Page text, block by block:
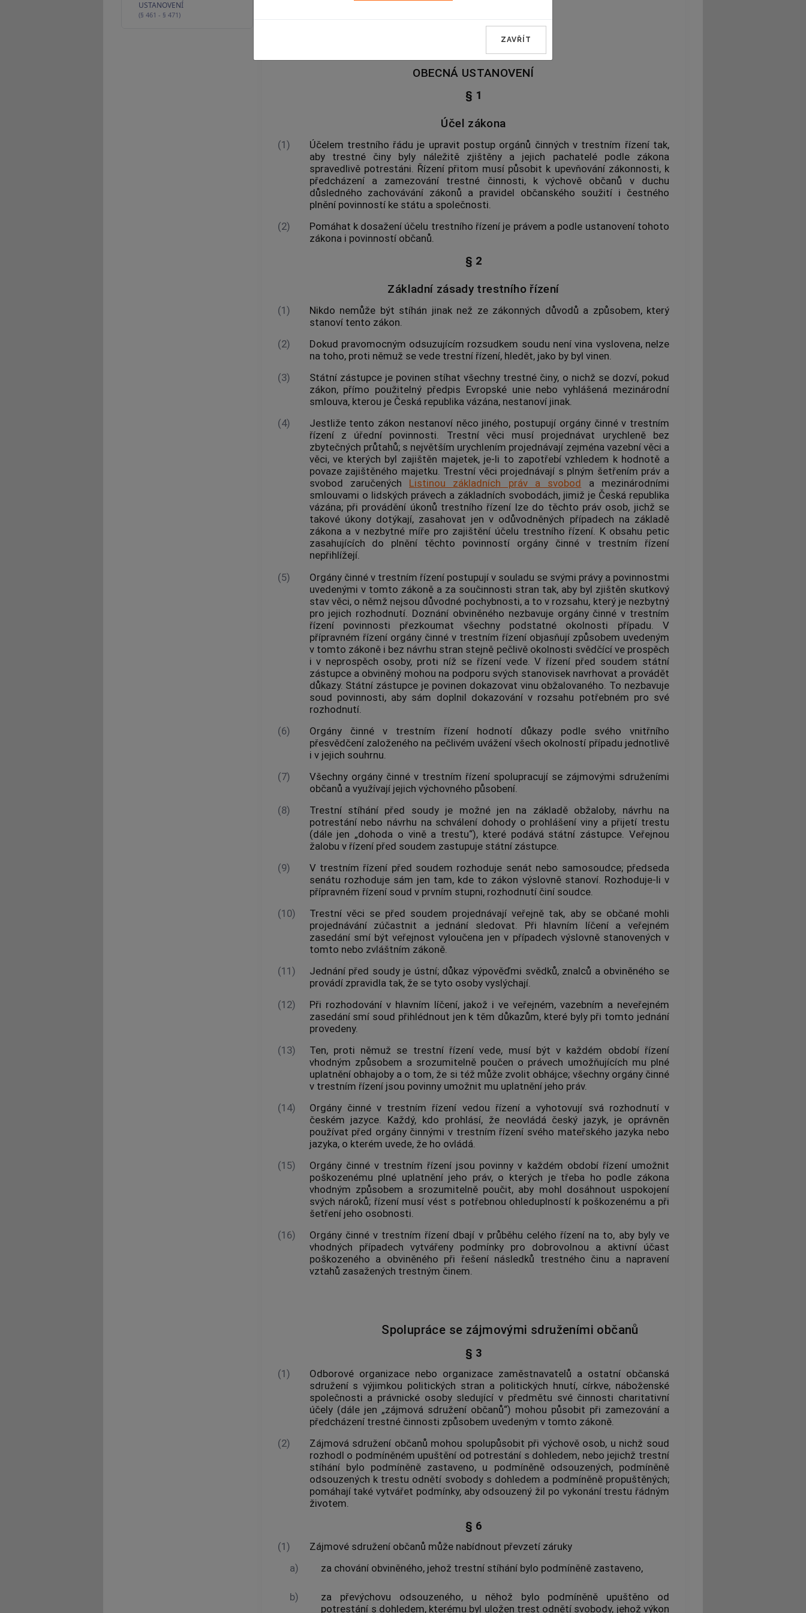
USTANOVENÍ
(§ 461 - § 471)
HLAVA PRVNÍ
OBECNÁ USTANOVENÍ
§ 1
Účel zákona
(1) Účelem trestního řádu je upravit postup orgánů činných v trestním řízenítak,
aby trestné činy byly náležitě zjištěny a jejich pachatelé podle zákona
spravedlivě potrestáni. Řízení přitom musí působit k upevňování zákonnosti, k
předcházení a zamezování trestné činnosti, k výchově občanů v duchu
důsledného zachovávání zákonů a pravidel občanského soužití i čestného
plnění povinností ke státu a společnosti.
(2)
Pomáhat k dosažení účelu trestního řízení je právem a podle ustanovení tohoto
zákona i povinností občanů.
§ 2
Základní zásady trestního řízení
(1)
Nikdo nemůže být stíhán jinak než ze zákonných důvodů a způsobem, který
stanoví tento zákon.
(2)
Dokud pravomocným odsuzujícím rozsudkem soudu není vina vyslovena, nelze
na toho, proti němuž se vede trestní řízení, hledět, jako by byl vinen.
(3)
Státní zástupce je povinen stíhat všechny trestné činy, o nichž se dozví, pokud
zákon, přímo použitelný předpis Evropské unie nebo vyhlášená mezinárodní
smlouva, kterou je Česká republika vázána, nestanoví jinak.
(4)
Jestliže tento zákon nestanoví něco jiného, postupují orgány činné v trestním
řízeníz úřední povinnosti. Trestní věci musí projednávat urychleně bez
zbytečných průtahů; s největším urychlením projednávají zejména vazební věci a
věci, ve kterých byl zajištěn majetek, je-li to zapotřebí vzhledem k hodnotě a
povaze zajištěného majetku. Trestní věci projednávají s plným šetřením práv a
svobod zaručených Listinou základních práv a svobod a mezinárodními
smlouvami o lidských právech a základních svobodách, jimiž je Česká republika
vázána; při provádění úkonů trestního řízení lze do těchto práv osob, jichž se
takové úkony dotýkají, zasahovat jen v odůvodněných případech na základě
zákona a v nezbytné míře pro zajištění účelu trestního řízení. K obsahu petic
zasahujících do plnění těchto povinností orgány činné v trestním řízení
nepřihlížejí.
(5)
Orgány činné v trestním řízenípostupují v souladu se svými právy a povinnostmi
uvedenými v tomto zákoně a za součinnosti stran tak, aby byl zjištěn skutkový
stav věci, o němž nejsou důvodné pochybnosti, a to v rozsahu, který je nezbytný
pro jejich rozhodnutí. Doznání obviněného nezbavuje orgány činné v trestním
řízenípovinnosti přezkoumat všechny podstatné okolnosti případu. V
přípravném řízení orgány činné v trestním řízeníobjasňují způsobem uvedeným
v tomto zákoně i bez návrhu stran stejně pečlivě okolnosti svědčící ve prospěch
i v neprospěch osoby, proti níž se řízení vede. V řízení před soudem státní
zástupce a obviněný mohou na podporu svých stanovisek navrhovat a provádět
důkazy. Státní zástupce je povinen dokazovat vinu obžalovaného. To nezbavuje
soud povinnosti, aby sám doplnil dokazování v rozsahu potřebném pro své
rozhodnutí.
(6)
Orgány činné v trestním řízení hodnotí důkazy podle svého vnitřního
přesvědčení založeného na pečlivém uvážení všech okolností případu jednotlivě
i v jejich souhrnu.
(7)
Všechny orgány činné v trestním řízeníspolupracují se zájmovými sdruženími
občanů a využívají jejich výchovného působení.
(8)
Trestní stíhání před soudy je možné jen na základě obžaloby, návrhu na
potrestání nebo návrhu na schválení dohody o prohlášení viny a přijetí trestu
(dále jen „dohoda o vině a trestu“), které podává státní zástupce. Veřejnou
žalobu v řízení před soudem zastupuje státní zástupce.
(9)
V trestním řízení před soudem rozhoduje senát nebo samosoudce; předseda
senátu rozhoduje sám jen tam, kde to zákon výslovně stanoví. Rozhoduje-li v
přípravném řízení soud v prvním stupni, rozhodnutí činí soudce.
(10)
Trestní věci se před soudem projednávají veřejně tak, aby se občané mohli
projednávání zúčastnit a jednání sledovat. Při hlavním líčení a veřejném
zasedání smí být veřejnost vyloučena jen v případech výslovně stanovených v
tomto nebo zvláštním zákoně.
(11)
Jednání před soudy je ústní; důkaz výpověďmi svědků, znalců a obviněného se
provádí zpravidla tak, že se tyto osoby vyslýchají.
(12)
Při rozhodování v hlavním líčení, jakož i ve veřejném, vazebním a neveřejném
zasedání smí soud přihlédnout jen k těm důkazům, které byly při tomto jednání
provedeny.
(13)
Ten, proti němuž se trestní řízenívede, musí být v každém období řízení
vhodným způsobem a srozumitelně poučen o právech umožňujících mu plné
uplatnění obhajoby a o tom, že si též může zvolit obhájce; všechny orgány činné
v trestním řízeníjsou povinny umožnit mu uplatnění jeho práv.
(14)
Orgány činné v trestním řízení vedou řízení a vyhotovují svá rozhodnutí v
českém jazyce. Každý, kdo prohlásí, že neovládá český jazyk, je oprávněn
používat před orgány činnými v trestním řízení svého mateřského jazyka nebo
jazyka, o kterém uvede, že ho ovládá.
(15)
Orgány činné v trestním řízení jsou povinny v každém období řízení umožnit
poškozenému plné uplatnění jeho práv, o kterých je třeba ho podle zákona
vhodným způsobem a srozumitelně poučit, aby mohl dosáhnout uspokojení
svých nároků; řízení musí vést s potřebnou ohleduplností k poškozenému a při
šetření jeho osobnosti.
(16)
Orgány činné v trestním řízení dbají v průběhu celého řízení na to, aby byly ve
vhodných případech vytvářeny podmínky pro dobrovolnou a aktivní účast
poškozeného a obviněného při řešení následků trestného činu a napravení
vztahů zasažených trestným činem
Spolupráce se zájmovými sdruženími občanů
§ 3
(1)
Odborové organizace nebo organizace zaměstnavatelů a ostatní občanská
sdružení s výjimkou politických stran a politických hnutí, církve, náboženské
společnosti a právnické osoby sledující v předmětu své činnosti charitativní
účely (dále jen „zájmová sdružení občanů“) mohou působit při zamezování a
předcházení trestné činnosti způsobem uvedeným v tomto zákoně.
(2)
Zájmová sdružení občanů mohou spolupůsobit při výchově osob, u nichž soud
rozhodl o podmíněném upuštění od potrestání s dohledem, nebo jejichž trestní
stíhání bylo podmíněně zastaveno, u podmíněně odsouzených, podmíněně
odsouzených k trestu odnětí svobody s dohledem a podmíněně propuštěných;
pomáhají také vytvářet podmínky, aby odsouzený žil po vykonání trestu řádným
životem.
§ 6
(1)
Zájmové sdružení občanů může nabídnout převzetí záruky
a)
za chování obviněného, jehož trestní stíhání bylo podmíněně zastaveno,
b)
za převýchovu odsouzeného, u něhož bylo podmíněně upuštěno od
potrestání s dohledem, kterému byl uložen trest odnětí svobody, jehož výkon
ZAVŘÍT